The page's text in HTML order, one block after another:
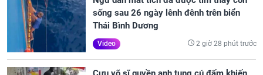
sống sau 26 ngày lênh đênh trên biển
Thái Bình Dương
Video 2 giờ 28 phút trước